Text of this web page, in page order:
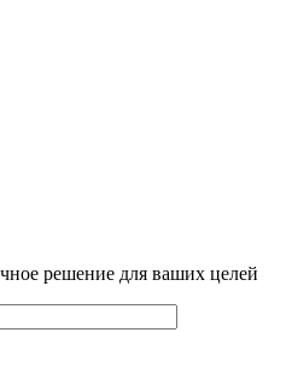
решение для ваших целей